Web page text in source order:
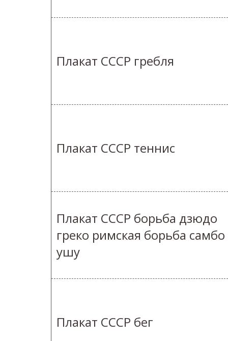
Плакат СССР гребля
Плакат СССР теннис
Плакат СССР борьба дзюдо
греко римская борьба самбо
ушу
Плакат СССР бег